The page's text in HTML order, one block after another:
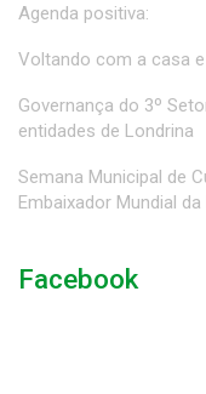
Agenda positiva:
Voltando com a casa
Governança do 3º
entidades de Londrina
Semana Municipal de
Embaixador Mundial
Facebook